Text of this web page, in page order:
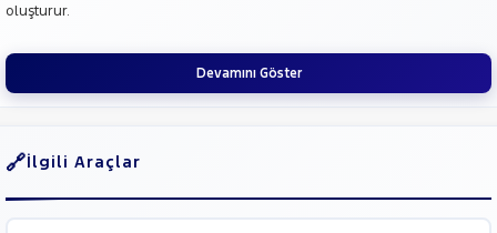
SSANGYONG
oluşturur.
Devamını Göster
İlgili Araçlar